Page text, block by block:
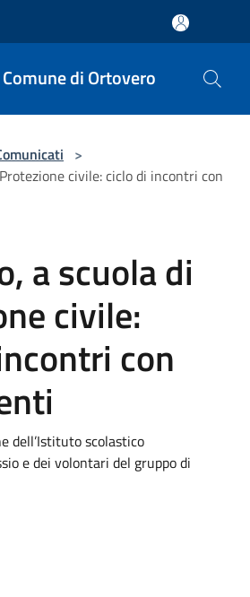
Comune di Ortovero
>
civile: ciclo di incontri con
a scuola di
civile:
con
dell’Istituto scolastico
e dei volontari del gruppo di